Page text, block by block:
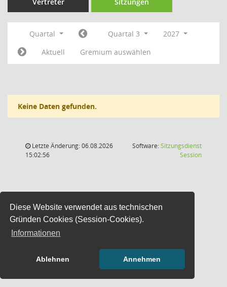
Diese Website verwendet aus technischen
Gründen Cookies (Session-Cookies).
Informationen
Ablehnen Annehmen
Quartal Quartal 3
2027
Aktuell
Gremium auswählen
Keine Daten gefunden.
Letzte Änderung: 06.08.2026
15:02:56
Software:Sitzungsdienst
Session(Wird in